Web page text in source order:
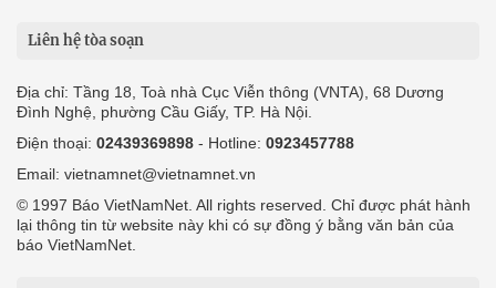
Liên hệ tòa soạn
Địa chỉ: Tầng 18, Toà nhà Cục Viễn thông (VNTA), 68 Dương
Đình Nghệ, phường Cầu Giấy, TP. Hà Nội.
Điện thoại: 02439369898 - Hotline: 0923457788
Email: vietnamnet@vietnamnet.vn
© 1997 Báo VietNamNet. All rights reserved. Chỉ được phát hành
lại thông tin từ website này khi có sự đồng ý bằng văn bản của
báo VietNamNet.